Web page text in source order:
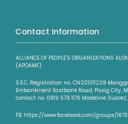
Contact Information
ALLIANCE OF PEOPLE’S ORGANIZATIONS
(APOAMF)
S.E.C. Registration no. CN201011228
Embankment Eastbank Road, Pasig City,
contact no. 0919 579 1176 Madeline Suarez,
FB: https://www.facebook.com/groups/